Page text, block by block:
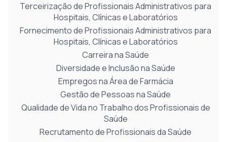
Terceirização de Profissionais Administrativos para
Hospitais, Clínicas e Laboratórios
Fornecimento de Profissionais Administrativos para
Hospitais, Clínicas e Laboratórios
Carreira na Saúde
Diversidade e Inclusão na Saúde
Empregos na Área de Farmácia
Gestão de Pessoas na Saúde
Qualidade de Vida no Trabalho dos Profissionais de
Saúde
Recrutamento de Profissionais da Saúde